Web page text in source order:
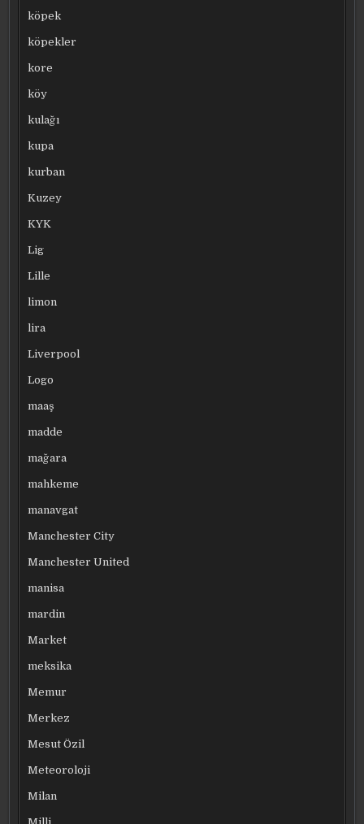
köpek
köpekler
kore
köy
kulağı
kupa
kurban
Kuzey
KYK
Lig
Lille
limon
lira
Liverpool
Logo
maaş
madde
mağara
mahkeme
manavgat
Manchester City
Manchester United
manisa
mardin
Market
meksika
Memur
Merkez
Mesut Özil
Meteoroloji
Milan